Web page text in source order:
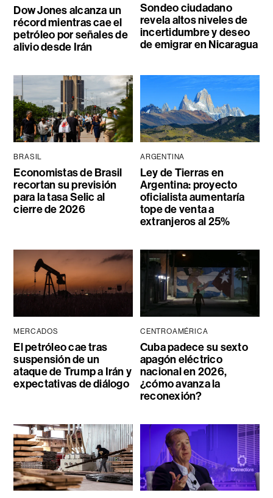
Dow Jones alcanza un
récord mientras cae el
petróleo por señales de
alivio desde Irán
Sondeo ciudadano
revela altos niveles de
incertidumbre y deseo
de emigrar en Nicaragua
BRASIL
Economistas de Brasil
recortan su previsión
para la tasa Selic al
cierre de 2026
ARGENTINA
Ley de Tierras en
Argentina: proyecto
oficialista aumentaría
tope de venta a
extranjeros al 25%
MERCADOS
El petróleo cae tras
suspensión de un
ataque de Trump a Irán y
expectativas de diálogo
CENTROAMÉRICA
Cuba padece su sexto
apagón eléctrico
nacional en 2026,
¿cómo avanza la
reconexión?